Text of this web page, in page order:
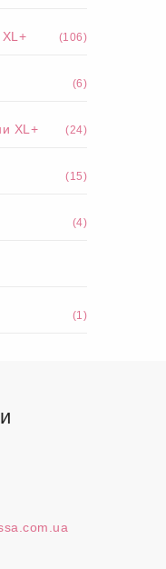
(106)
(6)
XL+ (24)
(15)
(4)
(1)